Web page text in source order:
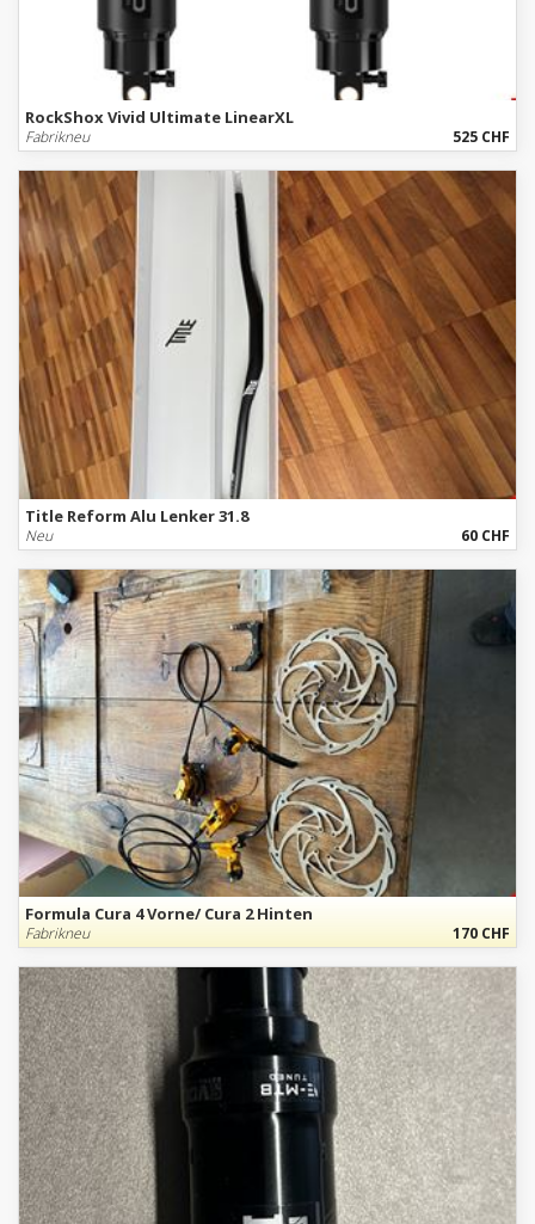
RockShox Vivid Ultimate LinearXL
Fabrikneu 525 CHF
Title Reform Alu Lenker 31.8
Neu 60 CHF
Formula Cura 4 Vorne/ Cura 2 Hinten
Fabrikneu 170 CHF